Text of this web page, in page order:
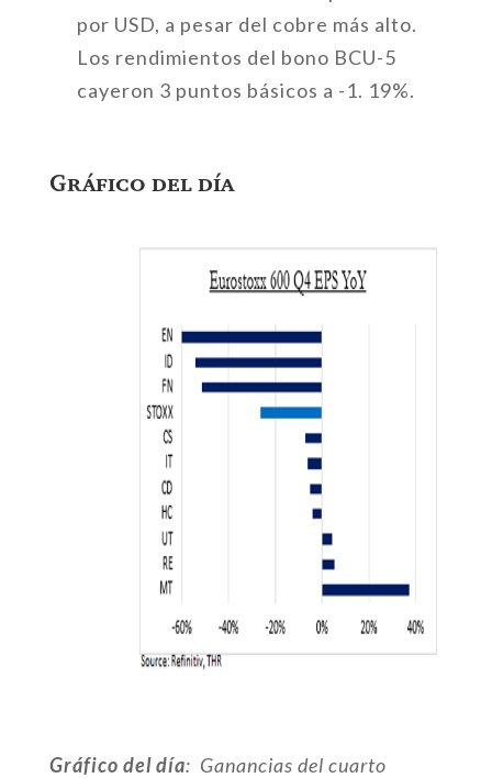
por USD, a pesar del cobre más alto.
Los rendimientos del bono BCU-5
cayeron 3 puntos básicos a -1. 19%.
Gráfico del día
Gráfico del día: Ganancias del cuarto